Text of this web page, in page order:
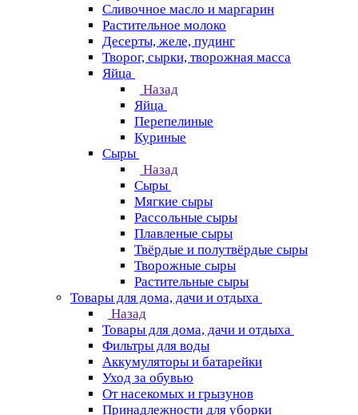
Сливочное масло и маргарин
Растительное молоко
Десерты, желе, пудинг
Творог, сырки, творожная масса
Яйца
Назад
Яйца
Перепелиные
Куриные
Сыры
Назад
Сыры
Мягкие сыры
Рассольные сыры
Плавленые сыры
Твёрдые и полутвёрдые сыры
Творожные сыры
Растительные сыры
Товары для дома, дачи и отдыха
Назад
Товары для дома, дачи и отдыха
Фильтры для воды
Аккумуляторы и батарейки
Уход за обувью
От насекомых и грызунов
Принадлежности для уборки